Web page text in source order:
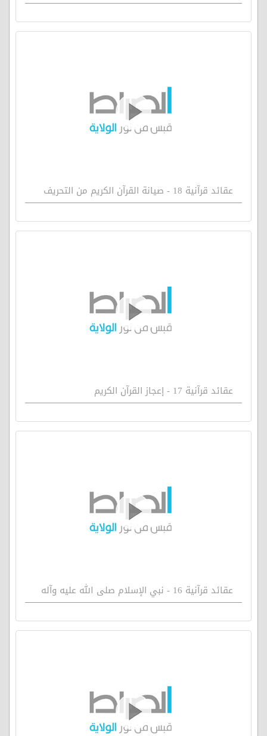
عقائد قرآنية 18 - صيانة القرآن الكريم من التحريف
عقائد قرآنية 17 - إعجاز القرآن الكريم
عقائد قرآنية 16 - نبي الإسلام صلى الله عليه وآله